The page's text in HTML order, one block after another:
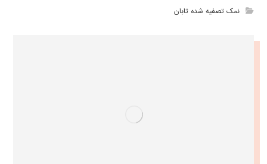
نمک تصفیه شده تابان